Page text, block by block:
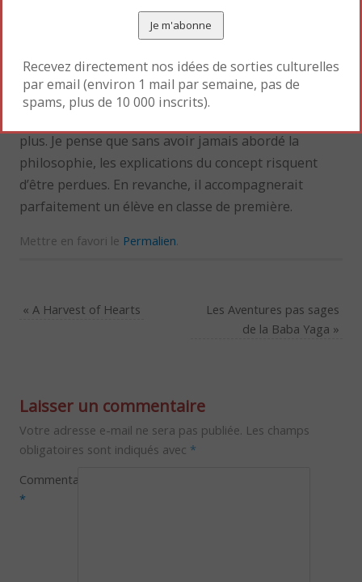
© Gallimard Jeunesse, 2025
La page de droite est consacrée aux splendides
méditation.
plus. Je pense que sans avoir jamais abordé la
philosophie, les explications du concept risquent
d’être perdues. En revanche, il accompagnerait
parfaitement un élève en classe de première.
Mettre en favori le Permalien.
« A Harvest of Hearts
Les Aventures pas sages
de la Baba Yaga »
Laisser un commentaire
Votre adresse e-mail ne sera pas publiée. Les champs
obligatoires sont indiqués avec *
Commentaire
*
Recevez directement nos idées de sorties culturelles
par email (environ 1 mail par semaine, pas de
spams, plus de 10 000 inscrits).